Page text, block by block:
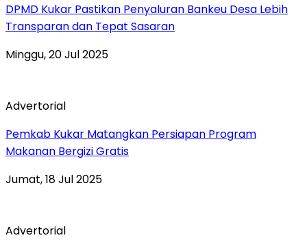
DPMD Kukar Pastikan Penyaluran Bankeu Desa Lebih
Transparan dan Tepat Sasaran
Minggu, 20 Jul 2025
Advertorial
Pemkab Kukar Matangkan Persiapan Program
Makanan Bergizi Gratis
Jumat, 18 Jul 2025
Advertorial